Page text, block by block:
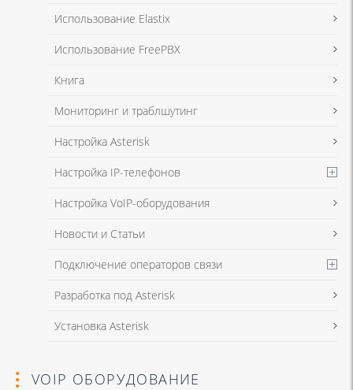
Я даю согласие на обработку моих персональных данных для связи
в соответствии с Политикой в отношении обработки персональных
Использование Elastix
Использование FreePBX
Книга
Мониторинг и траблшутинг
Настройка Asterisk
Настройка IP-телефонов
Настройка VoIP-оборудования
Новости и Статьи
Подключение операторов связи
Разработка под Asterisk
Установка Asterisk
VOIP ОБОРУДОВАНИЕ